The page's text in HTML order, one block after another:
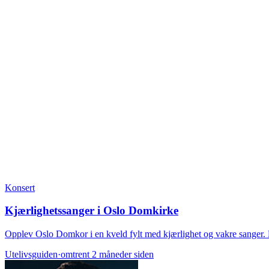
Konsert
Kjærlighetssanger i Oslo Domkirke
Opplev Oslo Domkor i en kveld fylt med kjærlighet og vakre
Utelivsguiden·omtrent 2 måneder siden